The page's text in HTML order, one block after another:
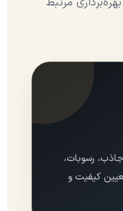
رسوبات،
کیفیت و